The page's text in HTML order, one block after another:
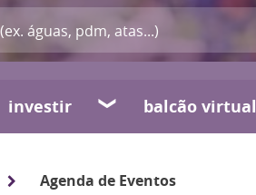
investir balcão virtual
Agenda de Eventos